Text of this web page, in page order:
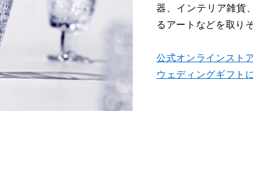
器、インテリア雑貨
るアートなどを取り
公式オンラインスト
ウェディングギフト